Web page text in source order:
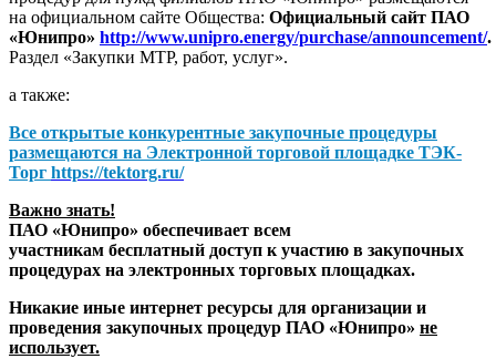
на официальном сайте Общества: Официальный сайт ПАО
«Юнипро» http://www.unipro.energy/purchase/announcement/.
Раздел «Закупки МТР, работ, услуг».
а также:
Все открытые конкурентные закупочные процедуры
размещаются на Электронной торговой площадке ТЭК-
Торг https://tektorg.ru/
Важно знать!
ПАО «Юнипро» обеспечивает всем
участникам бесплатный доступ к участию в закупочных
процедурах на электронных торговых площадках.
Никакие иные интернет ресурсы для организации и
проведения закупочных процедур ПАО «Юнипро» не
использует.